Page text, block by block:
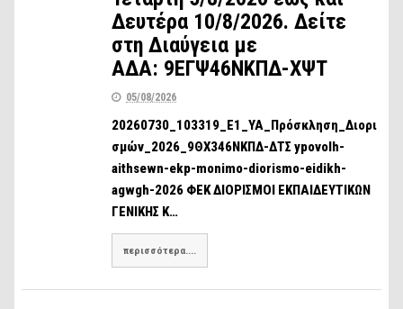
Δευτέρα 10/8/2026. Δείτε
στη Διαύγεια με
ΑΔΑ: 9ΕΓΨ46ΝΚΠΔ-ΧΨΤ
05/08/2026
20260730_103319_Ε1_ΥΑ_Πρόσκληση_Διορι
σμών_2026_9ΘΧ346ΝΚΠΔ-ΔΤΣ ypovolh-
aithsewn-ekp-monimo-diorismo-eidikh-
agwgh-2026 ΦΕΚ ΔΙΟΡΙΣΜΟΙ ΕΚΠΑΙΔΕΥΤΙΚΩΝ
ΓΕΝΙΚΗΣ Κ…
περισσότερα....